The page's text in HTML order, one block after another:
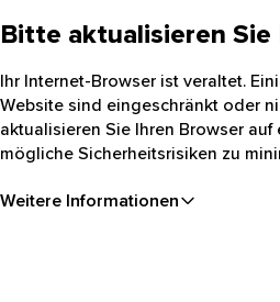
Bitte aktualisieren Sie
Ihr Internet-Browser ist veraltet.
Website sind eingeschränkt oder
aktualisieren Sie Ihren Browser auf
mögliche Sicherheitsrisiken zu
Weitere Informationen